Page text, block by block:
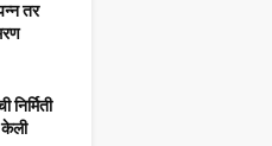
तर
केली